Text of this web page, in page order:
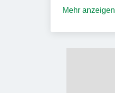
Mehr anzeigen